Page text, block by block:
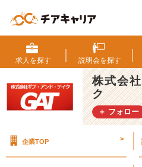
3
年
度
新
入
社
員
の
求人を探す 説明会を探す
株式会
ク
＋ フォロー
企業TOP >